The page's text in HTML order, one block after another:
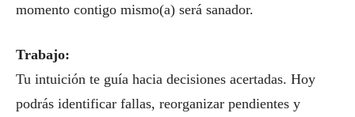
momento contigo mismo(a) será sanador.
Trabajo:
Tu intuición te guía hacia decisiones acertadas. Hoy
podrás identificar fallas, reorganizar pendientes y